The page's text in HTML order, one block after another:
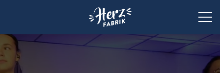
Zur Startseite der Herzfabrik